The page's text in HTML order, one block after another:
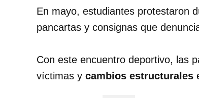
En mayo, estudiantes protestaron
pancartas y consignas que
Con este encuentro deportivo, las
víctimas y cambios estructurales